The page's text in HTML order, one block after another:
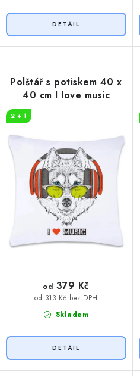
Polštář s potiskem 40 x
40 cm I love music
2 + 1
Skladem
od 313 Kč bez DPH
od 379 Kč